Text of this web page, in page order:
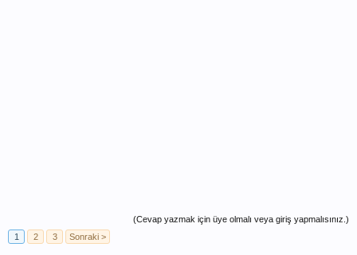
(Cevap yazmak için üye olmalı veya giriş yapmalısınız.)
1
2 3 Sonraki >